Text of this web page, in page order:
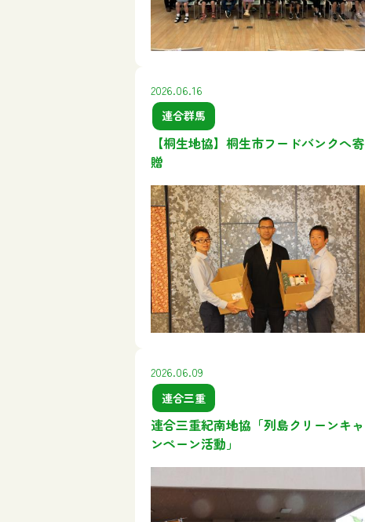
2026.06.16
連合群馬
【桐生地協】桐生市フードバンクへ寄
贈
2026.06.09
連合三重
連合三重紀南地協「列島クリーンキャ
ンペーン活動」